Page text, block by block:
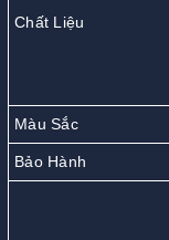
Chất Liệu
Màu Sắc
Bảo Hành